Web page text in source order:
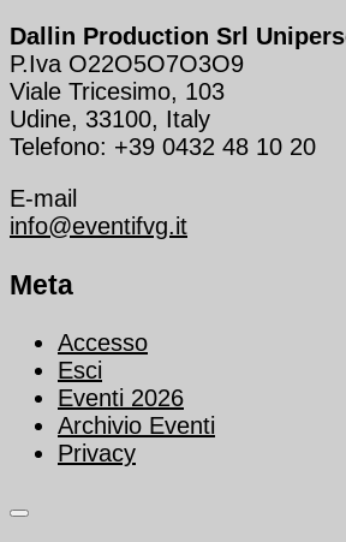
Dallin Production Srl
P.Iva O22O5O7O3O9
Viale Tricesimo, 103
Udine, 33100, Italy
Telefono: +39 0432 48 10 20
E-mail
info@eventifvg.it
Meta
Accesso
Esci
Eventi 2026
Archivio Eventi
Privacy